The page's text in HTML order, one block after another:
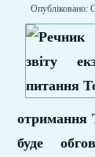
Опубліковано:
отримання
буде